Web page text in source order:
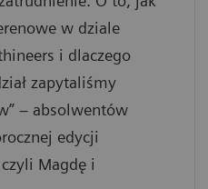
w dziale
i dlaczego
zapytaliśmy
– absolwentów
edycji
Magdę i